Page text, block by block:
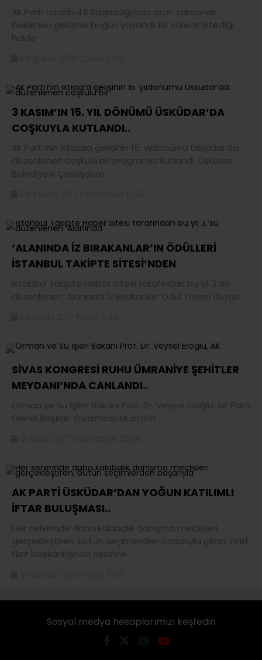
Ak Parti İstanbul İl Başkanlığı’nda uzun zamandır
beklenen gelişme bugün yaşandı. Bir süredir istediği
halde
3 KASIM’IN 15. YIL DÖNÜMÜ ÜSKÜDAR’DA
COŞKUYLA KUTLANDI..
Ak Parti’nin iktidara gelişinin 15. yıldönümü Üsküdar’da
düzenlenen coşkulu bir programla kutlandı. Üsküdar
Belediyesi Çavuşdere
‘ALANINDA İZ BIRAKANLAR’IN ÖDÜLLERİ
İSTANBUL TAKİPTE SİTESİ’NDEN
İstanbul Takipte Haber Sitesi tarafından bu yıl 3.’sü
düzenlenen ‘Alanında İz Bırakanlar’ Ödül Töreni duygu
SİVAS KONGRESİ RUHU ÜMRANİYE ŞEHİTLER
MEYDANI’NDA CANLANDI..
Orman ve Su İşleri Bakanı Prof. Dr. Veysel Eroğlu, AK Parti
Genel Başkan Yardımcısı Mustafa
AK PARTİ ÜSKÜDAR’DAN YOĞUN KATILIMLI
İFTAR BULUŞMASI..
Her seferinde daha kalabalık danışma meclisleri
gerçekleştiren, bütün seçimlerden başarıyla çıkan, Halit
Hızır başkanlığında birbirine
Sosyal medya hesaplarımızı keşfedin